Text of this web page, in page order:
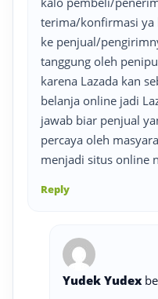
terima/konfirmasi ya
ke penjual/
tanggung oleh
karena Lazada kan
belanja online jadi
jawab biar penjual
percaya oleh
menjadi situs online
Reply
Yudek Yudex